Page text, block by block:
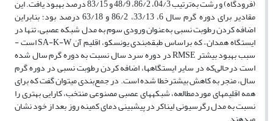
(فرودگاه) و رشت به‌ترتیب 04/3، 86/2، 48/9 و 83/15 درصد بهبود یافت. این
مقادیر برای دوره گرم سال 6، 33/13، 86/2 و 63/18 درصد بود؛ بنابراین
اضافه کردن رطوبت نسبی به‌عنوان ورودی سوم به مدل شبکه عصبی، تنها در
ایستگاه همدان – که براساس طبقه‌بندی یونسکو، اقلیم آن SA-K-W است -
سبب بهبود بیشتر RMSE در دوره سرد سال نسبت به دوره گرم سال شده
است درحالی‌که در سایر ایستگاه­ها، اضافه کردن رطوبت نسبی در دوره گرم
سال، منجر به کاهش بیشترخطا شده است. در جمع‌بندی می­توان گفت که برای
همه اقلیم­های مورد­مطالعه، شبکه­های عصبی مصنوعی منتخب، کارایی بهتری را
نسبت به مدل رگرسیونی لیناکر در پیش­بینی دمای کمینه روز بعد از خود نشان